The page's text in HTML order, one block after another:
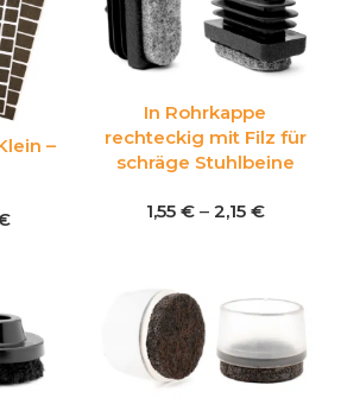
–
In Rohrkappe
rechteckig mit Filz für
schräge Stuhlbeine
1,55 € – 2,15 €